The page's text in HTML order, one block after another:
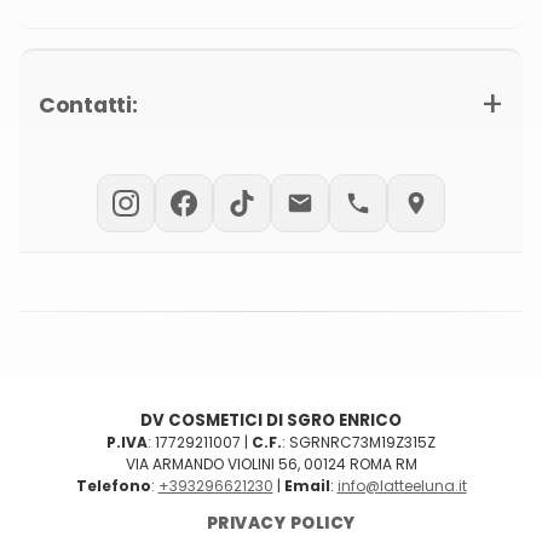
PRIVATE LABEL
Contatti:
DV COSMETICI DI SGRO ENRICO
P.IVA: 17729211007 | C.F.: SGRNRC73M19Z315Z
VIA ARMANDO VIOLINI 56, 00124 ROMA RM
Telefono: +393296621230 | Email: info@latteeluna.it
PRIVACY POLICY